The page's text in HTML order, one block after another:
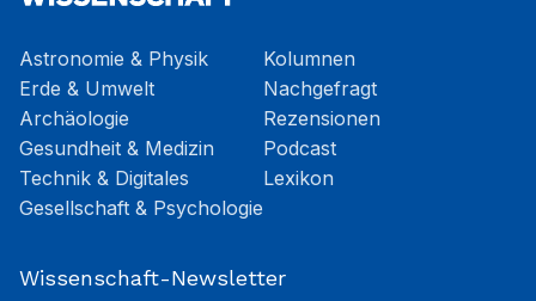
Astronomie & Physik
Erde & Umwelt
Archäologie
Gesundheit & Medizin
Technik & Digitales
Gesellschaft & Psychologie
Kolumnen
Nachgefragt
Rezensionen
Podcast
Lexikon
Wissenschaft-Newsletter